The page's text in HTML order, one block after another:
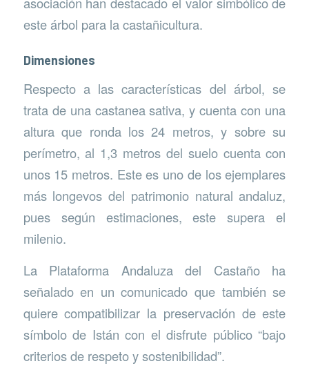
este árbol para la castañicultura.
Dimensiones
Respecto a las características del árbol, se
trata de una castanea sativa, y cuenta con una
altura que ronda los 24 metros, y sobre su
perímetro, al 1,3 metros del suelo cuenta con
unos 15 metros. Este es uno de los ejemplares
más longevos del patrimonio natural andaluz,
pues según estimaciones, este supera el
milenio.
La Plataforma Andaluza del Castaño ha
señalado en un comunicado que también se
quiere compatibilizar la preservación de este
símbolo de Istán con el disfrute público “bajo
criterios de respeto y sostenibilidad”.